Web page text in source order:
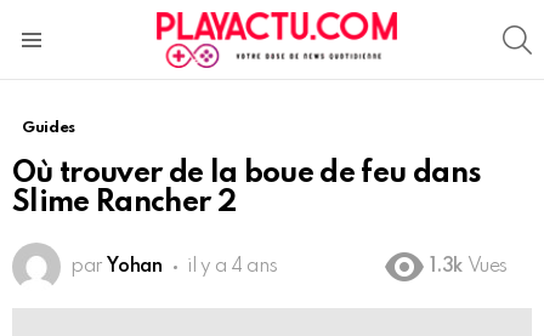
Guides
Où trouver de la boue de feu dans
Slime Rancher 2
par Yohan il y a 4 ans 1.3k Vues